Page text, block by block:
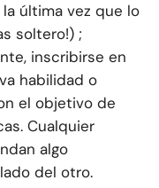
última vez que lo
soltero!) ;
inscribirse en
habilidad o
el objetivo de
Cualquier
algo
del otro.